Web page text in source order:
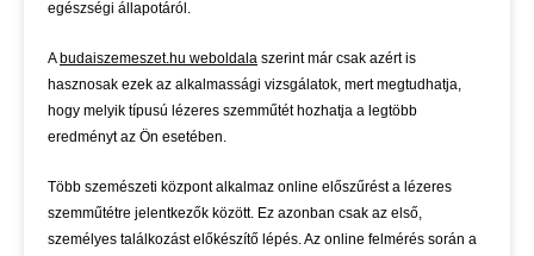
egészségi állapotáról.
A budaiszemeszet.hu weboldala szerint már csak azért is
hasznosak ezek az alkalmassági vizsgálatok, mert megtudhatja,
hogy melyik típusú lézeres szemműtét hozhatja a legtöbb
eredményt az Ön esetében.
Több szemészeti központ alkalmaz online előszűrést a lézeres
szemműtétre jelentkezők között. Ez azonban csak az első,
személyes találkozást előkészítő lépés. Az online felmérés során a